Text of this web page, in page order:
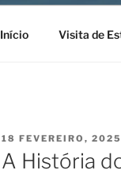
Início Visita de
PUBLICADO
EM
18 FEVEREIRO, 2025
A História